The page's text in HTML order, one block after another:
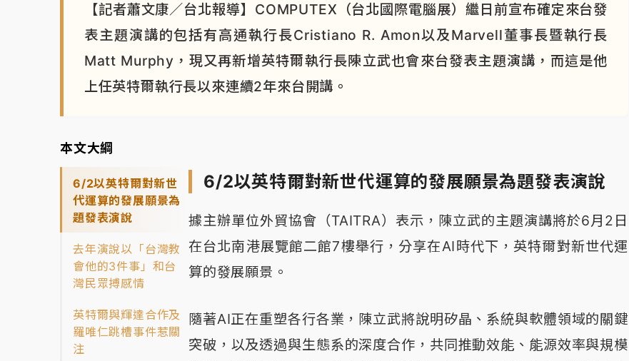
【記者蕭文康／台北報導】COMPUTEX（台北國際電腦展）繼日前宣布確定來台發
表主題演講的包括有高通執行長Cristiano R. Amon以及Marvell董事長暨執行長
Matt Murphy，現又再新增英特爾執行長陳立武也會來台發表主題演講，而這是他
上任英特爾執行長以來連續2年來台開講。
本文大綱
6/2以英特爾對新世
代運算的發展願景為
題發表演說
去年演說以「台灣教
會他的3件事」和台
灣民眾搏感情
英特爾與輝達合作及
羅唯仁跳槽事件惹關
注
6/2以英特爾對新世代運算的發展願景為題發表演說
據主辦單位外貿協會（TAITRA）表示，陳立武的主題演講將於6月2日
在台北南港展覽館二館7樓舉行，分享在AI時代下，英特爾對新世代運
算的發展願景。
隨著AI正在重塑各行各業，陳立武將說明矽晶、系統與軟體領域的關鍵
突破，以及透過與生態系的深度合作，共同推動效能、能源效率與規模